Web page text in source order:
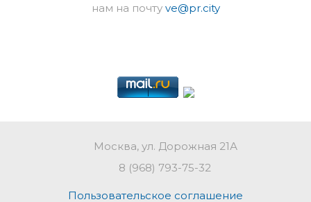
нам на почту ve@pr.city
Москва, ул. Дорожная 21А
8 (968) 793-75-32
Пользовательское соглашение